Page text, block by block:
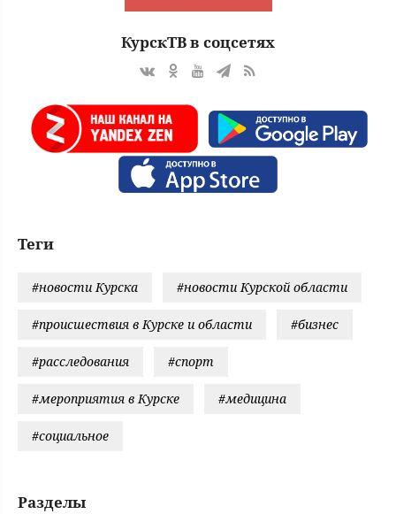
КурскТВ в соцсетях
Теги
#новости Курска #новости Курской области
#происшествия в Курске и области #бизнес
#расследования #спорт
#мероприятия в Курске #медицина
#социальное
Разделы